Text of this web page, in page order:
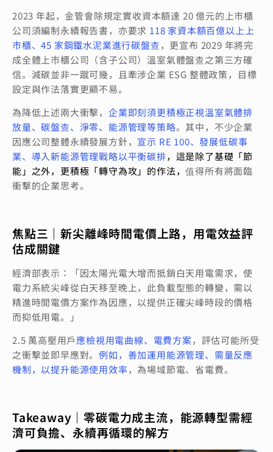
2023 年起，金管會除規定實收資本額達 20 億元的上市櫃
公司須編制永續報告書，亦要求 118 家資本額百億以上上
市櫃、45 家鋼鐵水泥業進行碳盤查，更宣布 2029 年將完
成全體上市櫃公司（含子公司）溫室氣體盤查之第三方確
信。減碳並非一蹴可幾，且牽涉企業 ESG 整體政策，目標
設定與作法落實更顯不易。
為降低上述兩大衝擊，企業即刻須更積極正視溫室氣體排
放量、碳盤查、淨零、能源管理等策略。其中，不少企業
因應公司整體永續發展方針， 宣示 RE 100、發展低碳事
業、導入新能源管理戰略以平衡碳排，這是除了基礎「節
能」之外，更積極「轉守為攻」的作法，值得所有將面臨
衝擊的企業思考。
焦點三｜新尖離峰時間電價上路，用電效益評
估成關鍵
經濟部表示：「因太陽光電大增而抵銷白天用電需求，使
電力系統尖峰從白天移至晚上，此負載型態的轉變，需以
精進時間電價方案作為因應，以提供正確尖峰時段的價格
而抑低用電。」
2.5 萬高壓用戶應檢視用電曲線、電費方案，評估可能所受
之衝擊並即早應對。例如，善加運用能源管理、需量反應
機制，以提升能源使用效率，為場域節電、省電費。
Takeaway｜零碳電力成主流，能源轉型需經
濟可負擔、永續再循環的解方